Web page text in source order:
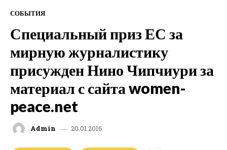
СОБЫТИЯ
Специальный приз ЕС за
мирную журналистику
присужден Нино Чипчиури за
материал с сайта women-
peace.net
Admin 20.01.2016